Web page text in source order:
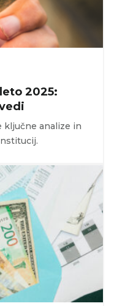
2025:
ključne analize in